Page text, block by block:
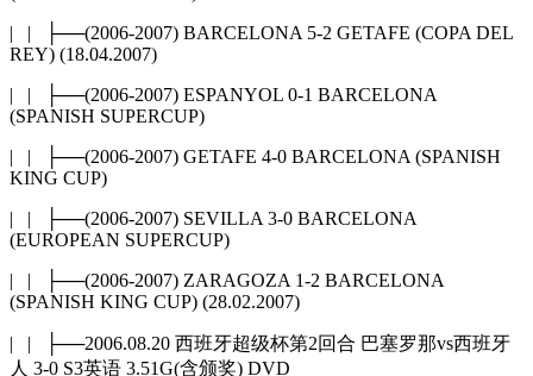
| | ├──(2006-2007) BARCELONA 5-2 GETAFE (COPA DEL
REY) (18.04.2007)
| | ├──(2006-2007) ESPANYOL 0-1 BARCELONA
(SPANISH SUPERCUP)
| | ├──(2006-2007) GETAFE 4-0 BARCELONA (SPANISH
KING CUP)
| | ├──(2006-2007) SEVILLA 3-0 BARCELONA
(EUROPEAN SUPERCUP)
| | ├──(2006-2007) ZARAGOZA 1-2 BARCELONA
(SPANISH KING CUP) (28.02.2007)
| | ├──2006.08.20 西班牙超级杯第2回合 巴塞罗那vs西班牙
人 3-0 S3英语 3.51G(含颁奖) DVD